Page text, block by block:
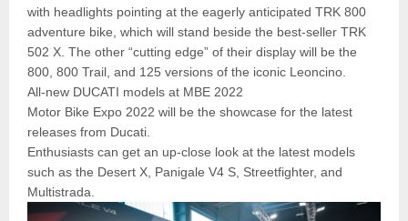
with headlights pointing at the eagerly anticipated TRK 800
adventure bike, which will stand beside the best-seller TRK
502 X. The other “cutting edge” of their display will be the
800, 800 Trail, and 125 versions of the iconic Leoncino.
All-new DUCATI models at MBE 2022
Motor Bike Expo 2022 will be the showcase for the latest
releases from Ducati.
Enthusiasts can get an up-close look at the latest models
such as the Desert X, Panigale V4 S, Streetfighter, and
Multistrada.